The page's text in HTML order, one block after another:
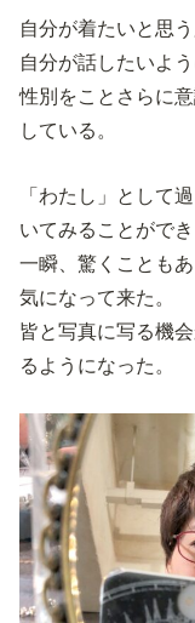
自分が着たいと思う
自分が話したいよう
性別をことさらに
している。
「わたし」として
いてみることがで
一瞬、驚くことも
気になって来た。
皆と写真に写る機
るようになった。